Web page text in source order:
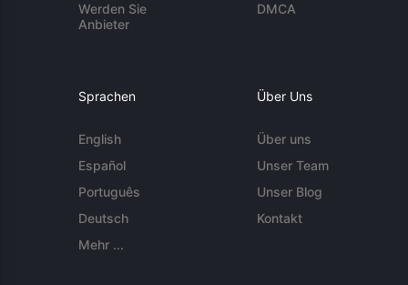
Werden Sie
Anbieter
DMCA
Sprachen
English
Español
Português
Deutsch
Mehr ...
Über Uns
Über uns
Unser Team
Unser Blog
Kontakt